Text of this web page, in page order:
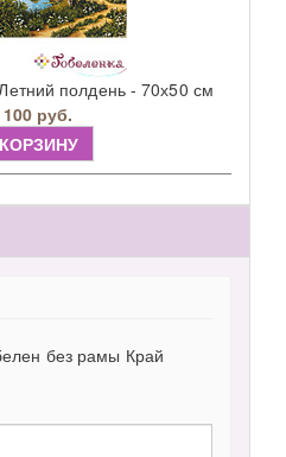
полдень - 70х50 см
100 руб.
без рамы Край